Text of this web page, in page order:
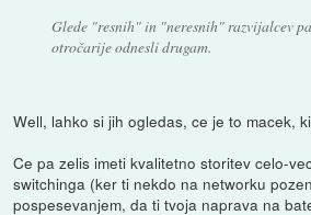
Glede "resnih" in "neresnih" razvijalcev
otročarije odnesli drugam.
Well, lahko si jih ogledas, ce je to macek,
Ce pa zelis imeti kvalitetno storitev celo-
switchinga (ker ti nekdo na networku
pospesevanjem, da ti tvoja naprava na